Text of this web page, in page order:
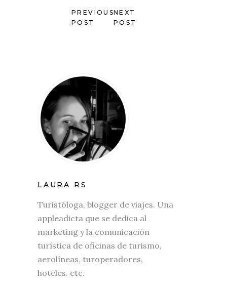
PREVIOUS
POST
NEXT
POST
LAURA RS
Turistóloga, blogger de viajes. Una
appleadicta que se dedica al
marketing y la comunicación
turística de oficinas de turismo,
aerolíneas, turoperadores,
hoteles. etc.